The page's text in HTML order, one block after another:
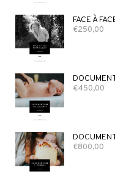
FACE À
€250,00
€450,00
€800,00